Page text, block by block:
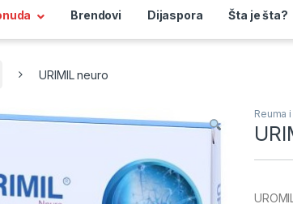
Brendovi Dijaspora Šta je šta?
URIMIL neuro
Reuma